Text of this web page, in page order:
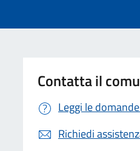
Contatta il
Leggi le
Richiedi